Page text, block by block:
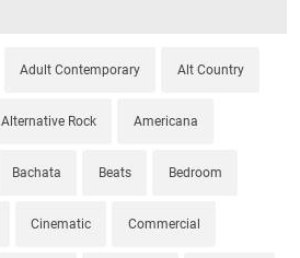
Adult Contemporary Alt Country
Alternative Rock Americana
Bachata Beats Bedroom
Cinematic Commercial